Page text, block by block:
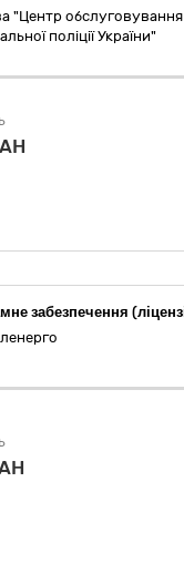
"Центр обслуговування
поліції України"